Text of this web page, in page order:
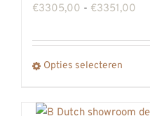
€3305,00 - €3351,00
tot
Opties selecteren
heeft